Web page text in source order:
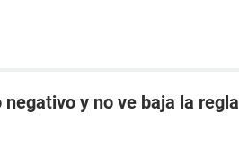
y no ve baja la regla